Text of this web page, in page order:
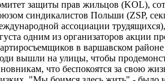
защиты прав жильцов (KOL),
синдикалистов Польши (ZSP,
ассоциации
одним из организаторов акции
в варшавском
вышли на улицы, чтобы
что беспокоятся за свою